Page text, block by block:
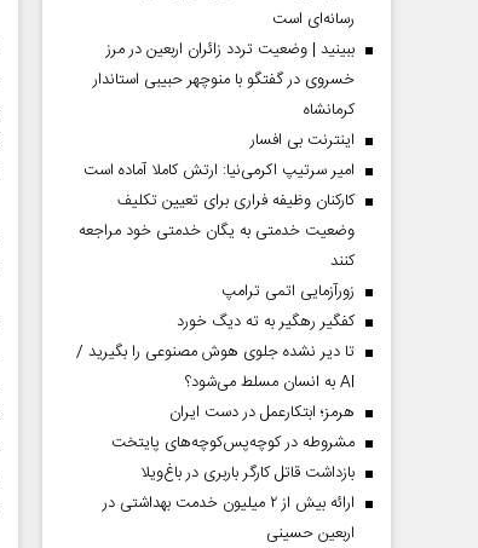
رسانه‌ای است
ببینید | وضعیت تردد زائران اربعین در مرز
خسروی در گفتگو با منوچهر حبیبی استاندار
کرمانشاه
اینترنت بی افسار
امیر سرتیپ اکرمی‌نیا: ارتش کاملا آماده است
کارکنان وظیفه فراری برای تعیین تکلیف
وضعیت خدمتی به یگان خدمتی خود مراجعه
کنند
زورآزمایی اتمی ترامپ
کفگیر رهگیر به ته دیگ خورد
تا دیر نشده جلوی هوش مصنوعی را بگیرید /
AI به انسان مسلط می‌شود؟
هرمز؛ ابتکارعمل در دست ایران
مشروطه در کوچه‌پس‌کوچه‌های پایتخت
بازداشت قاتل کارگر باربری در باغ‌ویلا
ارائه بیش از ۲ میلیون خدمت بهداشتی در
اربعین حسینی